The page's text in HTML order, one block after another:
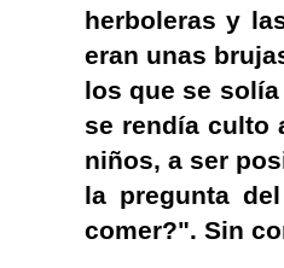
herboleras y
eran unas
los que se
se rendía culto
niños, a ser
la pregunta
comer?". Sin